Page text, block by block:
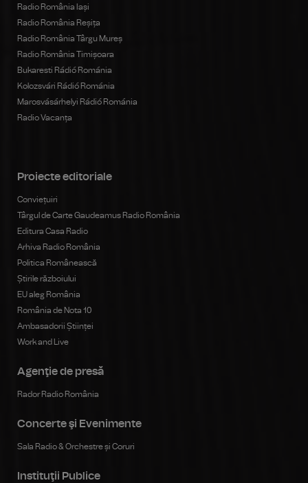
Radio România Iași
Radio România Reșița
Radio România Târgu Mureș
Radio România Timișoara
Bukaresti Rádió Románia
Kolozsvári Rádió Románia
Marosvásárhelyi Rádió Románia
Radio Vacanța
Proiecte editoriale
Conviețuiri
Târgul de Carte Gaudeamus Radio România
Editura Casa Radio
Arhiva Radio România
Politica Românească
Știrile războiului
EU aleg România
România de Nota 10
Ambasadorii Științei
Work and Live
Agenţie de presă
Rador Radio România
Concerte şi Evenimente
Sala Radio & Orchestre și Coruri
Instituţii Publice